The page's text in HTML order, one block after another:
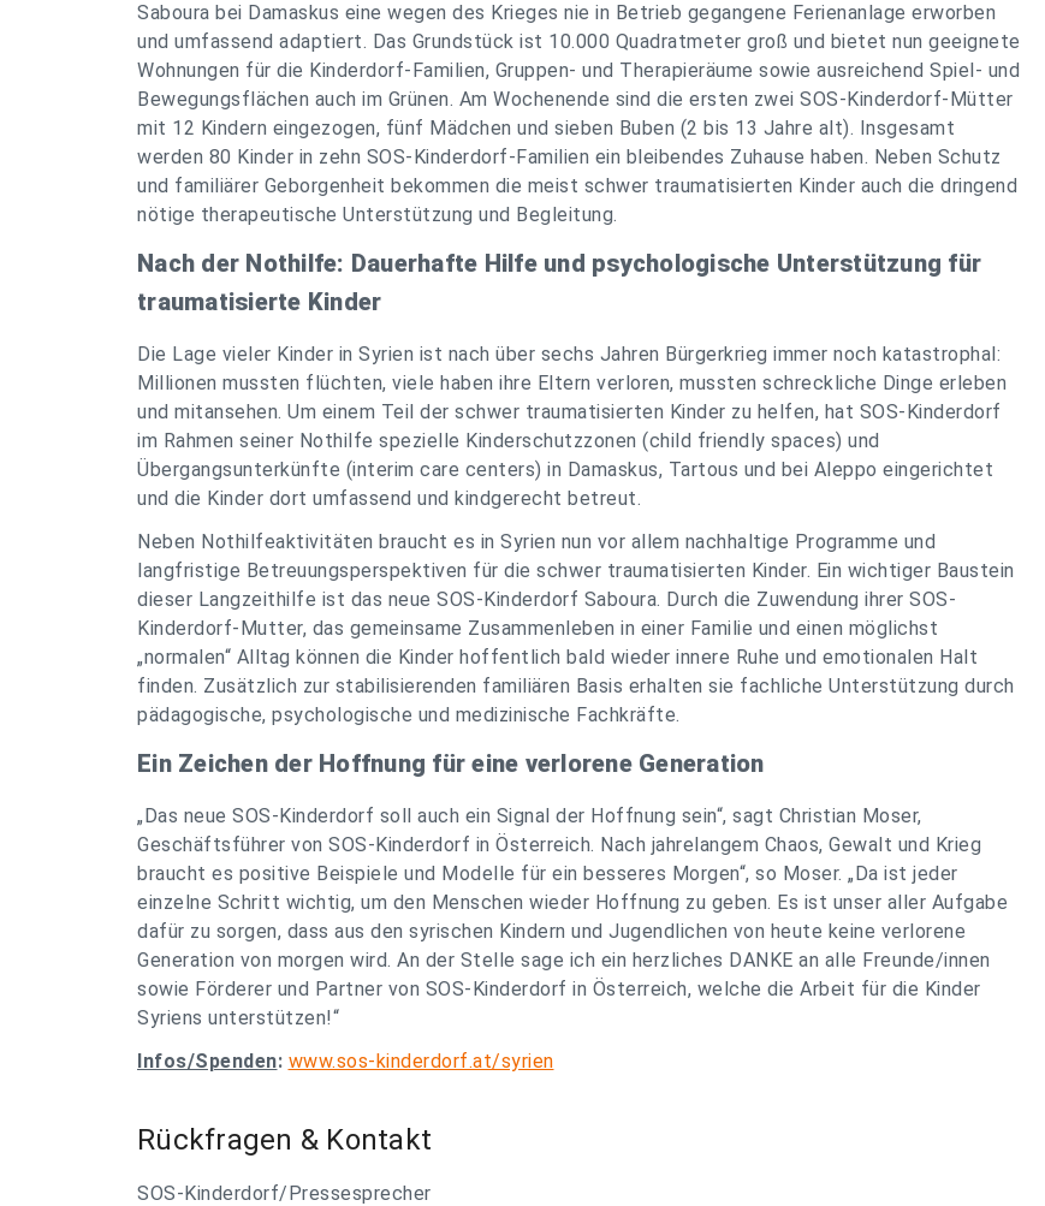
Saboura bei Damaskus eine wegen des Krieges nie in Betrieb gegangene Ferienanlage erworben
und umfassend adaptiert. Das Grundstück ist 10.000 Quadratmeter groß und bietet nun geeignete
Wohnungen für die Kinderdorf-Familien, Gruppen- und Therapieräume sowie ausreichend Spiel- und
Bewegungsflächen auch im Grünen. Am Wochenende sind die ersten zwei SOS-Kinderdorf-Mütter
mit 12 Kindern eingezogen, fünf Mädchen und sieben Buben (2 bis 13 Jahre alt). Insgesamt
werden 80 Kinder in zehn SOS-Kinderdorf-Familien ein bleibendes Zuhause haben. Neben Schutz
und familiärer Geborgenheit bekommen die meist schwer traumatisierten Kinder auch die dringend
nötige therapeutische Unterstützung und Begleitung.
Nach der Nothilfe: Dauerhafte Hilfe und psychologische Unterstützung für
traumatisierte Kinder
Die Lage vieler Kinder in Syrien ist nach über sechs Jahren Bürgerkrieg immer noch katastrophal:
Millionen mussten flüchten, viele haben ihre Eltern verloren, mussten schreckliche Dinge erleben
und mitansehen. Um einem Teil der schwer traumatisierten Kinder zu helfen, hat SOS-Kinderdorf
im Rahmen seiner Nothilfe spezielle Kinderschutzzonen (child friendly spaces) und
Übergangsunterkünfte (interim care centers) in Damaskus, Tartous und bei Aleppo eingerichtet
und die Kinder dort umfassend und kindgerecht betreut.
Neben Nothilfeaktivitäten braucht es in Syrien nun vor allem nachhaltige Programme und
langfristige Betreuungsperspektiven für die schwer traumatisierten Kinder. Ein wichtiger Baustein
dieser Langzeithilfe ist das neue SOS-Kinderdorf Saboura. Durch die Zuwendung ihrer SOS-
Kinderdorf-Mutter, das gemeinsame Zusammenleben in einer Familie und einen möglichst
„normalen“ Alltag können die Kinder hoffentlich bald wieder innere Ruhe und emotionalen Halt
finden. Zusätzlich zur stabilisierenden familiären Basis erhalten sie fachliche Unterstützung durch
pädagogische, psychologische und medizinische Fachkräfte.
Ein Zeichen der Hoffnung für eine verlorene Generation
„Das neue SOS-Kinderdorf soll auch ein Signal der Hoffnung sein“, sagt Christian Moser,
Geschäftsführer von SOS-Kinderdorf in Österreich. Nach jahrelangem Chaos, Gewalt und Krieg
braucht es positive Beispiele und Modelle für ein besseres Morgen“, so Moser. „Da ist jeder
einzelne Schritt wichtig, um den Menschen wieder Hoffnung zu geben. Es ist unser aller Aufgabe
dafür zu sorgen, dass aus den syrischen Kindern und Jugendlichen von heute keine verlorene
Generation von morgen wird. An der Stelle sage ich ein herzliches DANKE an alle Freunde/innen
sowie Förderer und Partner von SOS-Kinderdorf in Österreich, welche die Arbeit für die Kinder
Syriens unterstützen!“
Infos/Spenden: www.sos-kinderdorf.at/syrien
Rückfragen & Kontakt
SOS-Kinderdorf/Pressesprecher